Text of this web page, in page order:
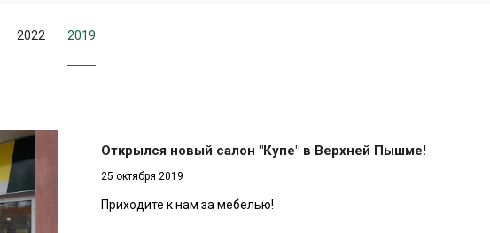
2022 2019
Открылся новый салон "Купе" в Верхней Пышме!
25 октября 2019
Приходите к нам за мебелью!